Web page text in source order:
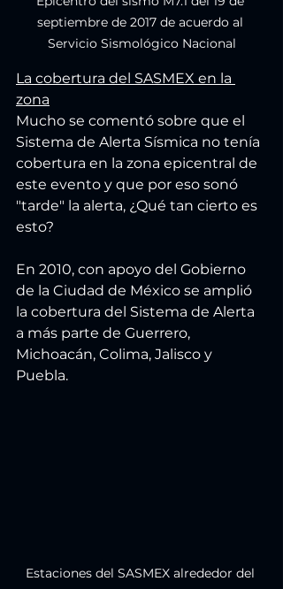
septiembre de 2017 de acuerdo al
Servicio Sismológico Nacional
La cobertura del SASMEX en la
zona
Mucho se comentó sobre que el
Sistema de Alerta Sísmica no tenía
cobertura en la zona epicentral de
este evento y que por eso sonó
"tarde" la alerta, ¿Qué tan cierto es
esto?
En 2010, con apoyo del Gobierno
de la Ciudad de México se amplió
la cobertura del Sistema de Alerta
a más parte de Guerrero,
Michoacán, Colima, Jalisco y
Puebla.
Estaciones del SASMEX alrededor del